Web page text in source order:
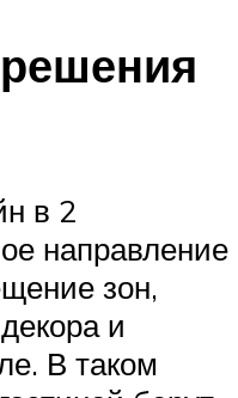
в 2
направление
зон,
и
В таком